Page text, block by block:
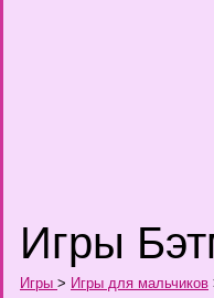
Игры
Игры > Игры для мальчиков